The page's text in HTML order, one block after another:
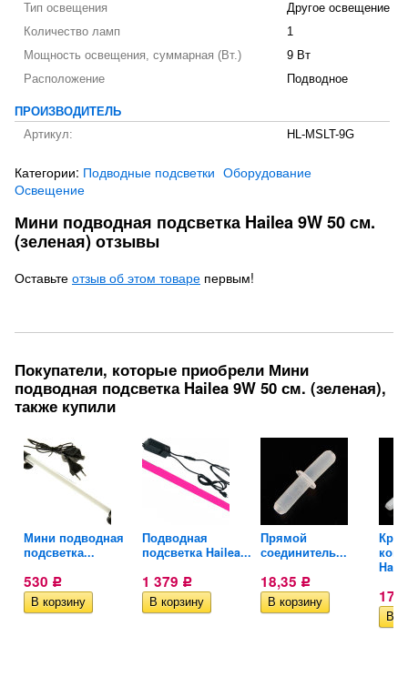
Тип освещения
Другое освещение
Количество ламп
1
Мощность освещения, суммарная (Вт.)
9 Вт
Расположение
Подводное
ПРОИЗВОДИТЕЛЬ
Артикул:
HL-MSLT-9G
Категории: Подводные подсветки Оборудование
Освещение
Мини подводная подсветка Hailea 9W 50 см.
(зеленая) отзывы
Оставьте отзыв об этом товаре первым!
Покупатели, которые приобрели Мини
подводная подсветка Hailea 9W 50 см. (зеленая),
также купили
Мини подводная
подсветка...
530 Р
Подводная
подсветка Hailea...
1 379 Р
Прямой
соединитель...
18,35 Р